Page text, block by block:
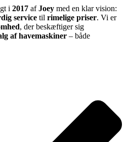
i 2017 afJoey med en klar vision:
service til rimelige priser. Vi er
, der beskæftiger sig
af havemaskiner – både